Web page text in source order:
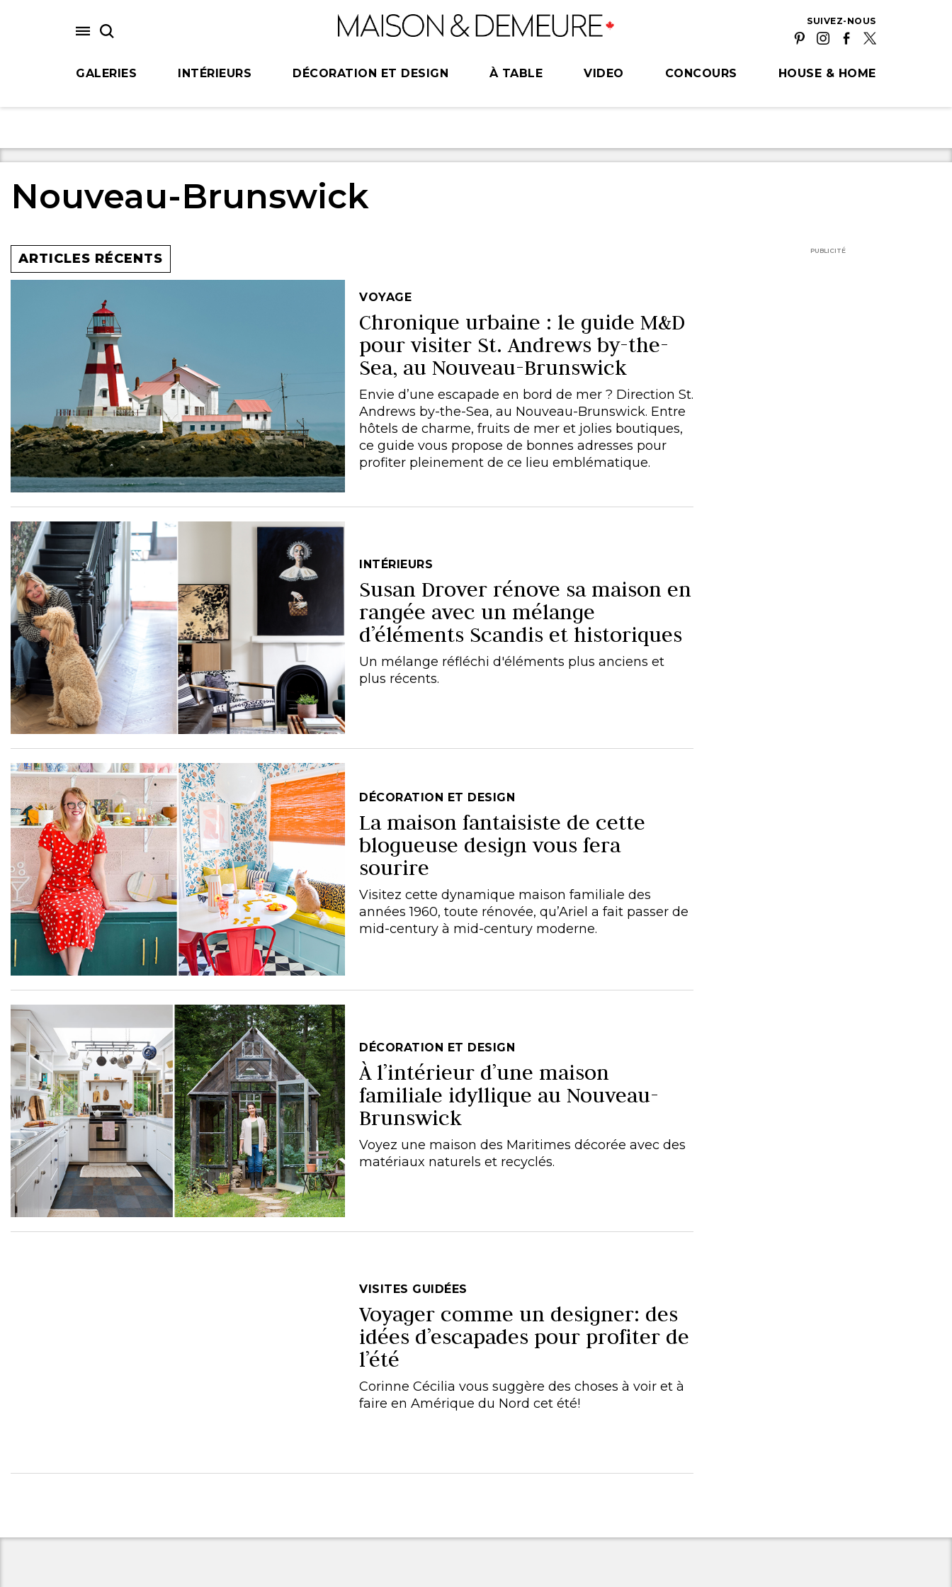
SUIVEZ-NOUS
GALERIES INTÉRIEURS DÉCORATION ET DESIGN À TABLE VIDEO CONCOURS HOUSE & HOME
Nouveau-Brunswick
ARTICLES RÉCENTS
VOYAGE
Chronique urbaine : le guide M&D
pour visiter St. Andrews by-the-
Sea, au Nouveau-Brunswick
Envie d’une escapade en bord de mer ? Direction St.
Andrews by-the-Sea, au Nouveau-Brunswick. Entre
hôtels de charme, fruits de mer et jolies boutiques,
ce guide vous propose de bonnes adresses pour
profiter pleinement de ce lieu emblématique.
INTÉRIEURS
Susan Drover rénove sa maison en
rangée avec un mélange
d’éléments Scandis et historiques
Un mélange réfléchi d'éléments plus anciens et
plus récents.
DÉCORATION ET DESIGN
La maison fantaisiste de cette
blogueuse design vous fera
sourire
Visitez cette dynamique maison familiale des
années 1960, toute rénovée, qu’Ariel a fait passer de
mid-century à mid-century moderne.
DÉCORATION ET DESIGN
À l’intérieur d’une maison
familiale idyllique au Nouveau-
Brunswick
Voyez une maison des Maritimes décorée avec des
matériaux naturels et recyclés.
VISITES GUIDÉES
Voyager comme un designer: des
idées d’escapades pour profiter de
l’été
Corinne Cécilia vous suggère des choses à voir et à
faire en Amérique du Nord cet été!
PUBLICITÉ